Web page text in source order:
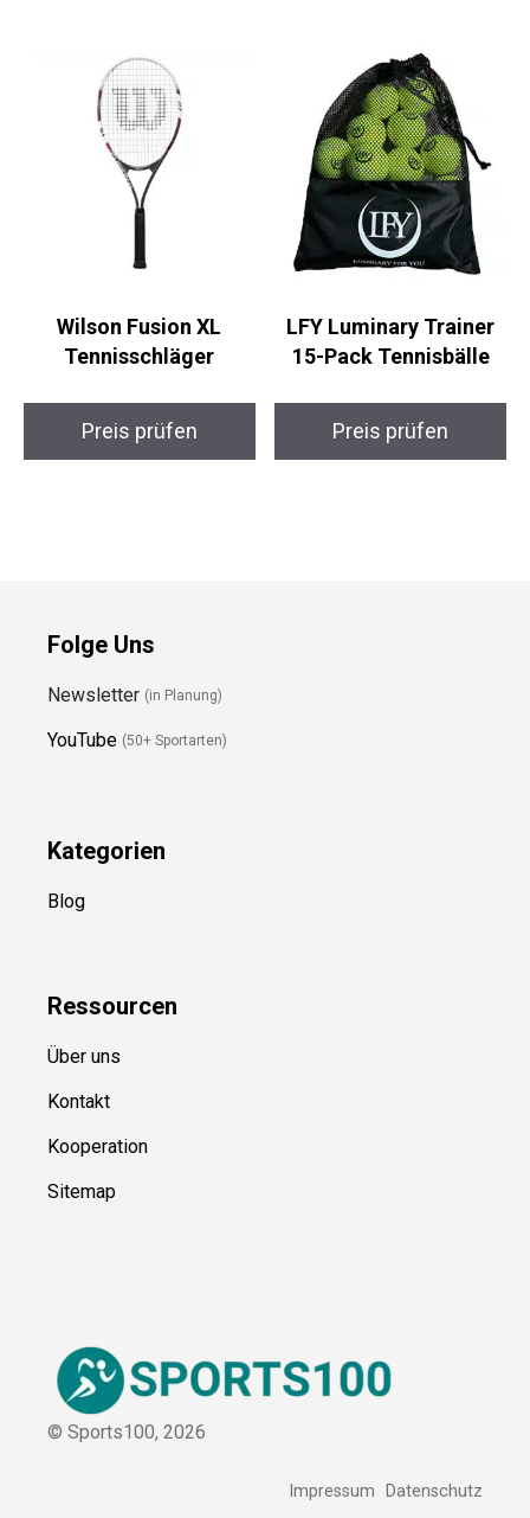
Preis prüfen
Wilson Fusion XL
Tennisschläger
LFY Luminary Trainer
15-Pack Tennisbälle
Folge Uns
YouTube (50+ Sportarten)
Blog
Ressource
Über uns
Kontakt